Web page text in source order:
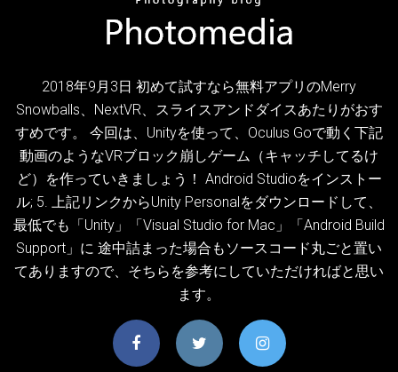
2018年9月3日 初めて試すなら無料アプリのMerry
Snowballs、NextVR、スライスアンドダイスあたりがおす
すめです。 今回は、Unityを使って、Oculus Goで動く下記
動画のようなVRブロック崩しゲーム（キャッチしてるけ
ど）を作っていきましょう！ Android Studioをインストー
ル; 5. 上記リンクからUnity Personalをダウンロードして、
最低でも「Unity」「Visual Studio for Mac」「Android Build
Support」に 途中詰まった場合もソースコード丸ごと置い
てありますので、そちらを参考にしていただければと思い
ます。